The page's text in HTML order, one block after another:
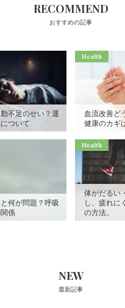
RECOMMEND
おすすめの記事
不足のせい？運
ついて
Health
血流改善ど
健康のカギ
と何が問題？呼吸
係
Health
体がだるい
し、疲れに
の方法。
NEW
最新記事